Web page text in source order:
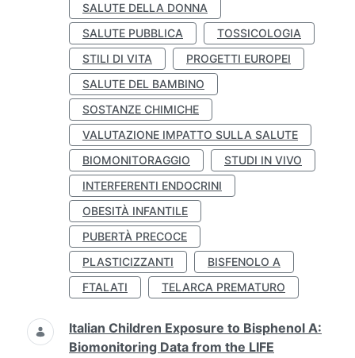
SALUTE DELLA DONNA
SALUTE PUBBLICA
TOSSICOLOGIA
STILI DI VITA
PROGETTI EUROPEI
SALUTE DEL BAMBINO
SOSTANZE CHIMICHE
VALUTAZIONE IMPATTO SULLA SALUTE
BIOMONITORAGGIO
STUDI IN VIVO
INTERFERENTI ENDOCRINI
OBESITÀ INFANTILE
PUBERTÀ PRECOCE
PLASTICIZZANTI
BISFENOLO A
FTALATI
TELARCA PREMATURO
Italian Children Exposure to Bisphenol A:
Biomonitoring Data from the LIFE